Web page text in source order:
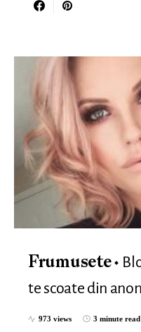
Frumusete
te scoate din
973 views 3 minute read